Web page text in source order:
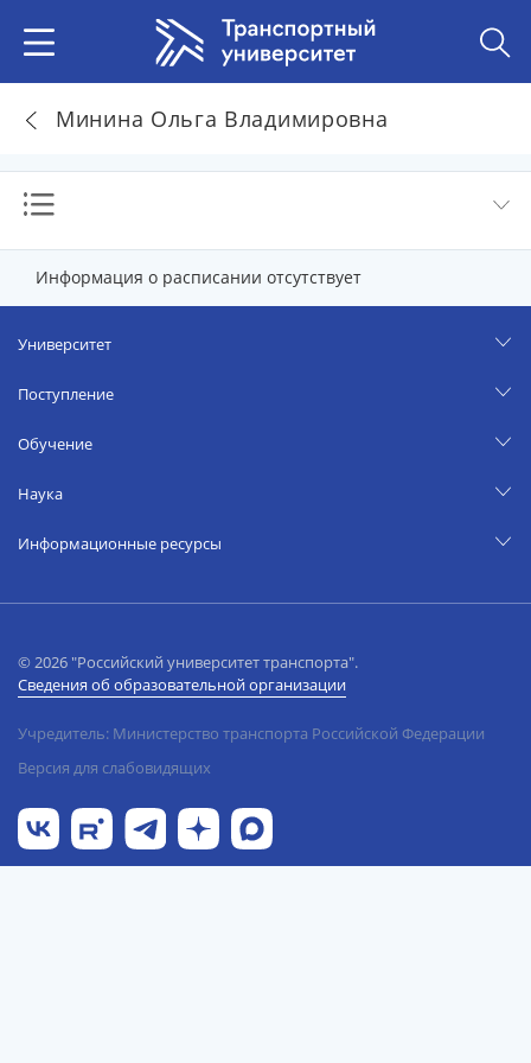
Минина Ольга Владимировна
Информация о расписании отсутствует
Университет
Поступление
Обучение
Наука
Информационные ресурсы
© 2026 "Российский университет транспорта".
Сведения об образовательной организации
Учредитель: Министерство транспорта Российской Федерации
Версия для слабовидящих